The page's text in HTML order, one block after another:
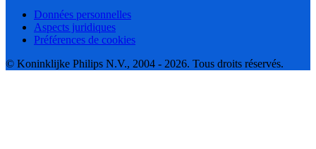
Données personnelles
Aspects juridiques
Préférences de cookies
© Koninklijke Philips N.V., 2004 - 2026. Tous droits réservés.